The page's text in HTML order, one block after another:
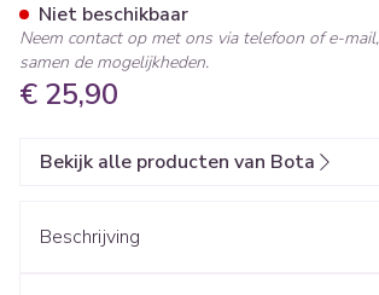
€ 25,90
Niet beschikbaar
Neem contact op met ons via telefoon of e-
samen de mogelijkheden.
Bekijk alle producten van Bota
Beschrijving